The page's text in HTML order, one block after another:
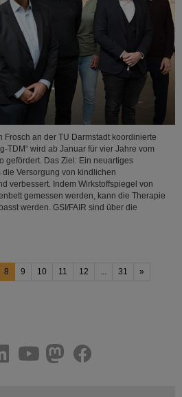
Frosch an der TU Darmstadt koordinierte
TDM“ wird ab Januar für vier Jahre vom
gefördert. Das Ziel: Ein neuartiges
Versorgung von kindlichen
verbessert. Indem Wirkstoffspiegel von
gemessen werden, kann die Therapie
werden. GSI/FAIR sind über die
8 9 10 11 12 ... 31 »
facebook